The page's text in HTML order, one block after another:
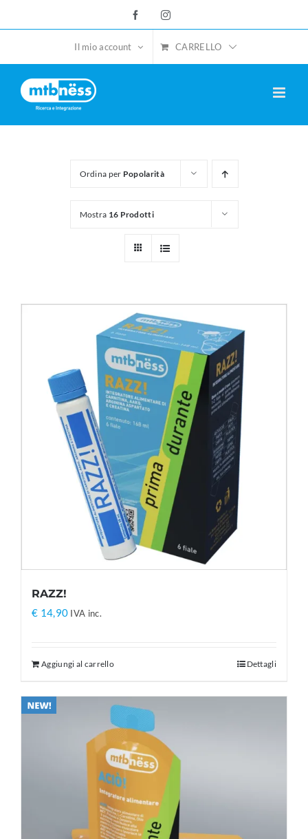
FacebookInstagram
Il mio account CARRELLO
Ordina per Popolarità
Mostra 16 Prodotti
RAZZ!
€ 14,90 IVA inc.
Aggiungi al carrello Dettagli